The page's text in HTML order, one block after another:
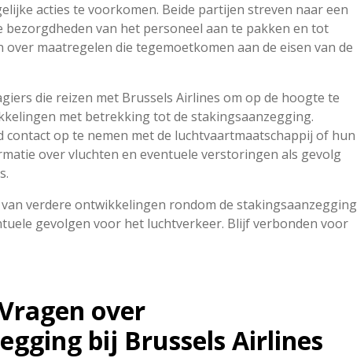
acties te voorkomen. Beide partijen streven naar een
bezorgdheden van het personeel aan te pakken en tot
maatregelen die tegemoetkomen aan de eisen van de
die reizen met Brussels Airlines om op de hoogte te
met betrekking tot de stakingsaanzegging.
contact op te nemen met de luchtvaartmaatschappij of hun
over vluchten en eventuele verstoringen als gevolg
verdere ontwikkelingen rondom de stakingsaanzegging
gevolgen voor het luchtverkeer. Blijf verbonden voor
over
bij Brussels Airlines